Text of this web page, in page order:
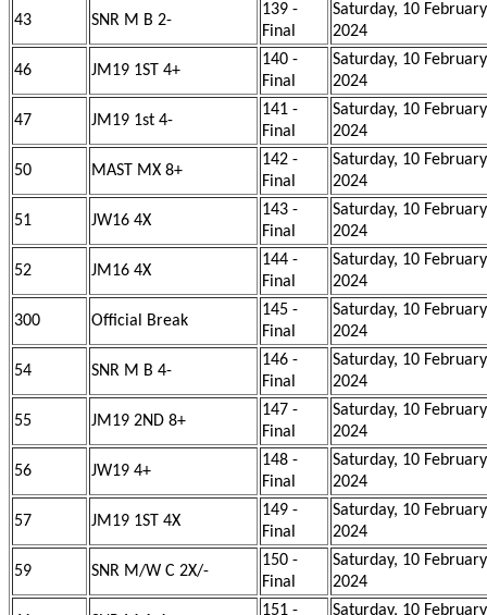
43 SNR M B 2-
139 -
Final
Saturday, 10 February
2024
46 JM19 1ST 4+
140 -
Final
Saturday, 10 February
2024
47 JM19 1st 4-
141 -
Final
Saturday, 10 February
2024
50 MAST MX 8+
142 -
Final
Saturday, 10 February
2024
51 JW16 4X
143 -
Final
Saturday, 10 February
2024
52 JM16 4X
144 -
Final
Saturday, 10 February
2024
300 Official Break
145 -
Final
Saturday, 10 February
2024
54 SNR M B 4-
146 -
Final
Saturday, 10 February
2024
55 JM19 2ND 8+
147 -
Final
Saturday, 10 February
2024
56 JW19 4+
148 -
Final
Saturday, 10 February
2024
57 JM19 1ST 4X
149 -
Final
Saturday, 10 February
2024
59 SNR M/W C 2X/-
150 -
Final
Saturday, 10 February
2024
151 - Saturday, 10 February